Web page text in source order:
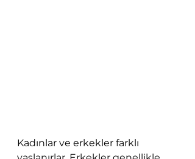
Kadınlar ve erkekler farklı